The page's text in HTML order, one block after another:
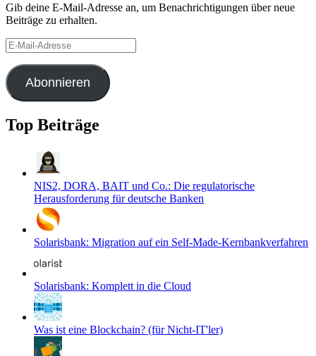
Gib deine E-Mail-Adresse an, um Benachrichtigungen über neue
Beiträge zu erhalten.
E-
Mail-
Adresse
Abonnieren
Top Beiträge
NIS2, DORA, BAIT und Co.: Die regulatorische
Herausforderung für deutsche Banken
Solarisbank: Migration auf ein Self-Made-Kernbankverfahren
Solarisbank: Komplett in die Cloud
Was ist eine Blockchain? (für Nicht-IT'ler)